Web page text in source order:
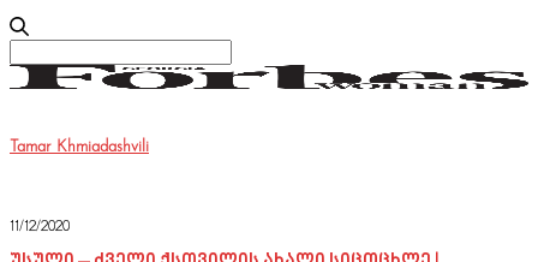
for:
Tamar Khmiadashvili
11/12/2020